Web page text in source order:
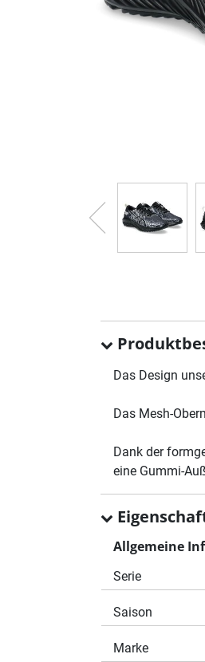
Das Design
Das Mesh-
Dank der
eine Gummi-
Allgemeine
Serie
Saison
Marke